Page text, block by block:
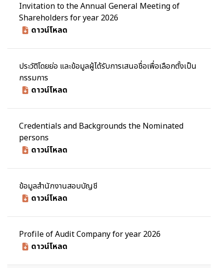
Invitation to the Annual General Meeting of
Shareholders for year 2026
ดาวน์โหลด
ประวัติโดยย่อ และข้อมูลผู้ได้รับการเสนอชื่อเพื่อเลือกตั้งเป็น
กรรมการ
ดาวน์โหลด
Credentials and Backgrounds the Nominated
persons
ดาวน์โหลด
ข้อมูลสำนักงานสอบบัญชี
ดาวน์โหลด
Profile of Audit Company for year 2026
ดาวน์โหลด